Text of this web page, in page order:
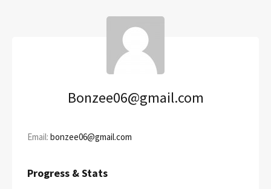
Bonzee06@gmail.com
Email: bonzee06@gmail.com
Progress & Stats